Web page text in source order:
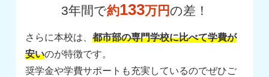
3年間で約133万円の差！
さらに本校は、都市部の専門学校に比べて学費が
安いのが特徴です。
奨学金や学費サポートも充実しているのでぜひご